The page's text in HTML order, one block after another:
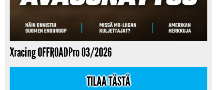
Xracing OFFROADPro 03/2026
TILAA TÄSTÄ